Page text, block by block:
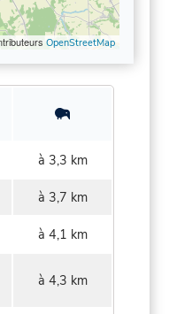
OpenStreetMap
à 3,3 km
à 3,7 km
à 4,1 km
à 4,3 km